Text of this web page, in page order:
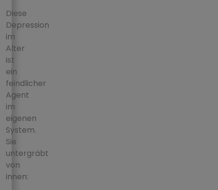
Diese
Depression
im
Alter
ist
ein
feindlicher
Agent
im
eigenen
System.
Sie
untergräbt
von
innen: